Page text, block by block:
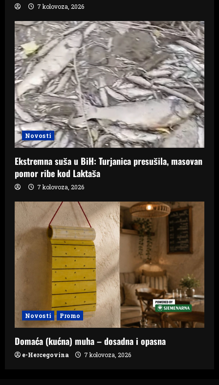
7 kolovoza, 2026
Novosti
Ekstremna suša u BiH: Turjanica presušila, masovan
pomor ribe kod Laktaša
7 kolovoza, 2026
Novosti Promo
Domaća (kućna) muha – dosadna i opasna
e-Hercegovina 7 kolovoza, 2026